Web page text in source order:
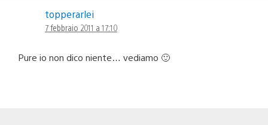
topperarlei
7 febbraio 2011 a 17:10
Pure io non dico niente… vediamo 🙂